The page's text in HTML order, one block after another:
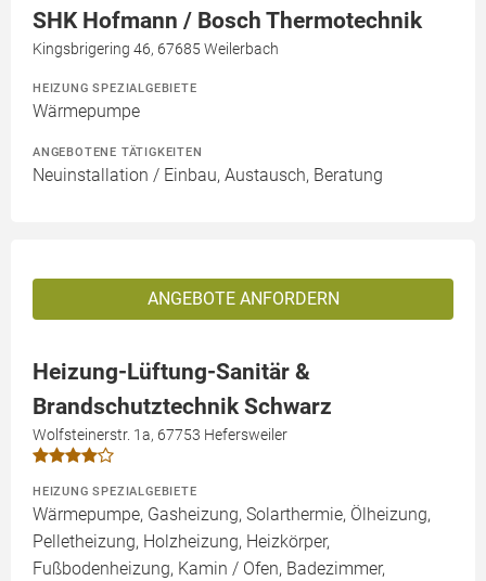
SHK Hofmann / Bosch Thermotechnik
Kingsbrigering 46, 67685 Weilerbach
HEIZUNG SPEZIALGEBIETE
Wärmepumpe
ANGEBOTENE TÄTIGKEITEN
Neuinstallation / Einbau, Austausch, Beratung
ANGEBOTE ANFORDERN
Heizung-Lüftung-Sanitär &
Brandschutztechnik Schwarz
Wolfsteinerstr. 1a, 67753 Hefersweiler
HEIZUNG SPEZIALGEBIETE
Wärmepumpe, Gasheizung, Solarthermie, Ölheizung,
Pelletheizung, Holzheizung, Heizkörper,
Fußbodenheizung, Kamin / Ofen, Badezimmer,